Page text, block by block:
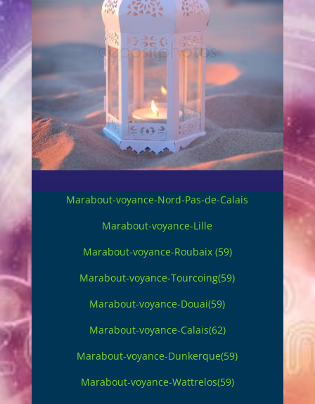
Marabout-voyance-Nord-Pas-de-Calais
Marabout-voyance-Lille
Marabout-voyance-Roubaix (59)
Marabout-voyance-Tourcoing(59)
Marabout-voyance-Douai(59)
Marabout-voyance-Calais(62)
Marabout-voyance-Dunkerque(59)
Marabout-voyance-Wattrelos(59)